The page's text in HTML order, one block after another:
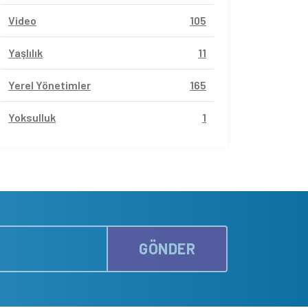
Video 105
Yaşlılık 11
Yerel Yönetimler 165
Yoksulluk 1
GÖNDER